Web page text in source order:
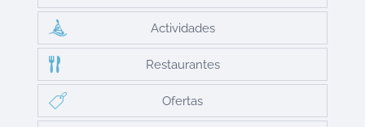
Actividades
Restaurantes
Ofertas